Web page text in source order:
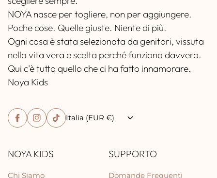
NOYA nasce per togliere, non per aggiungere.
Poche cose. Quelle giuste. Niente di più.
Ogni cosa è stata selezionata da genitori, vissuta
nella vita vera e scelta perché funziona davvero.
Qui c'è tutto quello che ci ha fatto innamorare.
Noya Kids
Italia (EUR €)
NOYA KIDS
Chi Siamo
SUPPORTO
Domande Frequenti